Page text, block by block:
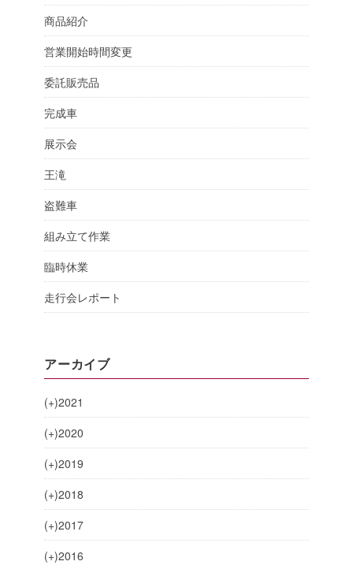
商品紹介
営業開始時間変更
委託販売品
完成車
展示会
王滝
盗難車
組み立て作業
臨時休業
走行会レポート
アーカイブ
(+)2021
(+)2020
(+)2019
(+)2018
(+)2017
(+)2016